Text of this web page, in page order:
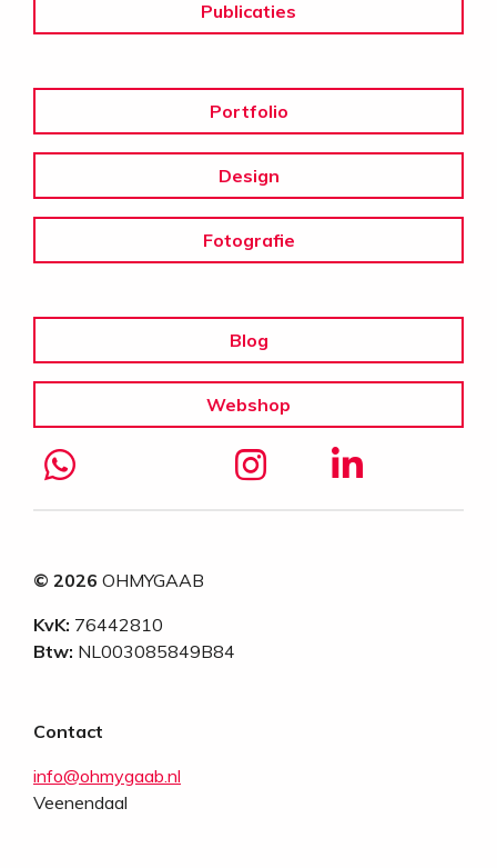
Publicaties
Portfolio
Design
Fotografie
Blog
Webshop
© 2026 OHMYGAAB
KvK: 76442810
Btw: NL003085849B84
Contact
info@ohmygaab.nl
Veenendaal